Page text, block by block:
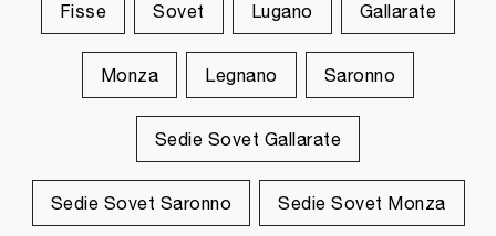
Fisse Sovet Lugano Gallarate
Monza Legnano Saronno
Sedie Sovet Gallarate
Sedie Sovet Saronno Sedie Sovet Monza